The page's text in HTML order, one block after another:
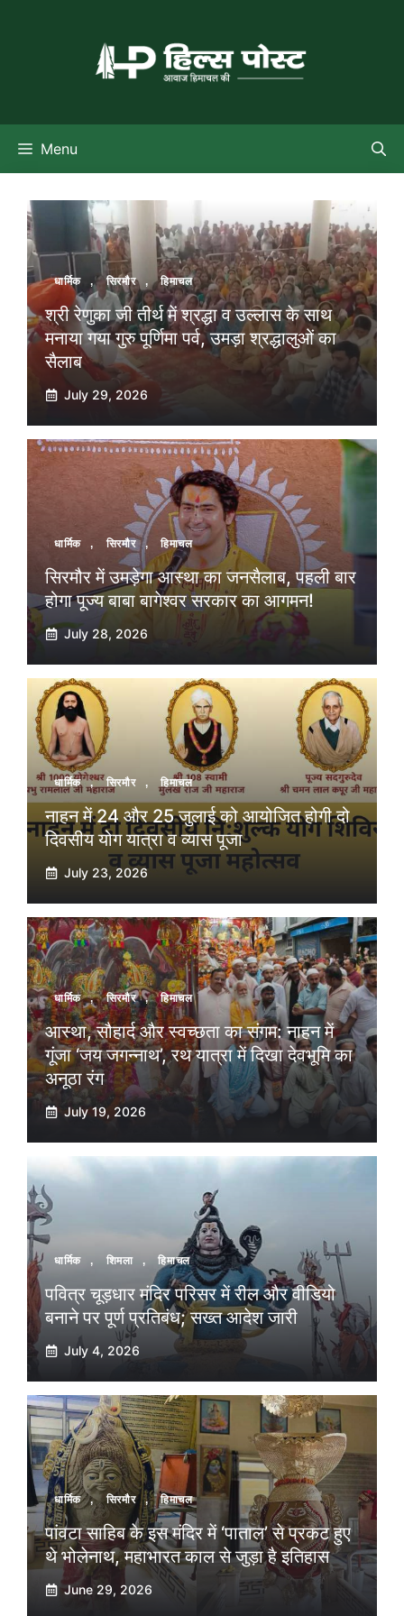
Menu
धार्मिक , सिरमौर , हिमाचल
श्री रेणुका जी तीर्थ में श्रद्धा व उल्लास के साथ
मनाया गया गुरु पूर्णिमा पर्व, उमड़ा श्रद्धालुओं का
सैलाब
July 29, 2026
धार्मिक , सिरमौर , हिमाचल
सिरमौर में उमड़ेगा आस्था का जनसैलाब, पहली बार
होगा पूज्य बाबा बागेश्वर सरकार का आगमन!
July 28, 2026
धार्मिक , सिरमौर , हिमाचल
नाहन में 24 और 25 जुलाई को आयोजित होगी दो
दिवसीय योग यात्रा व व्यास पूजा
July 23, 2026
धार्मिक , सिरमौर , हिमाचल
आस्था, सौहार्द और स्वच्छता का संगम: नाहन में
गूंजा ‘जय जगन्नाथ’, रथ यात्रा में दिखा देवभूमि का
अनूठा रंग
July 19, 2026
धार्मिक , शिमला , हिमाचल
पवित्र चूड़धार मंदिर परिसर में रील और वीडियो
बनाने पर पूर्ण प्रतिबंध; सख्त आदेश जारी
July 4, 2026
धार्मिक , सिरमौर , हिमाचल
पांवटा साहिब के इस मंदिर में ‘पाताल’ से प्रकट हुए
थे भोलेनाथ, महाभारत काल से जुड़ा है इतिहास
June 29, 2026